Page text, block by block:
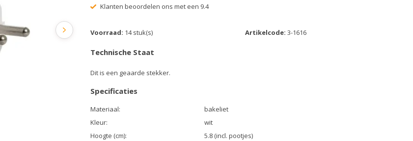
Klanten beoordelen ons met een 9.4
Voorraad: 14 stuk(s) Artikelcode: 3-1616
Technische Staat
Dit is een geaarde stekker.
Specificaties
Materiaal:
bakeliet
Kleur:
wit
Hoogte (cm):
5.8 (incl. pootjes)